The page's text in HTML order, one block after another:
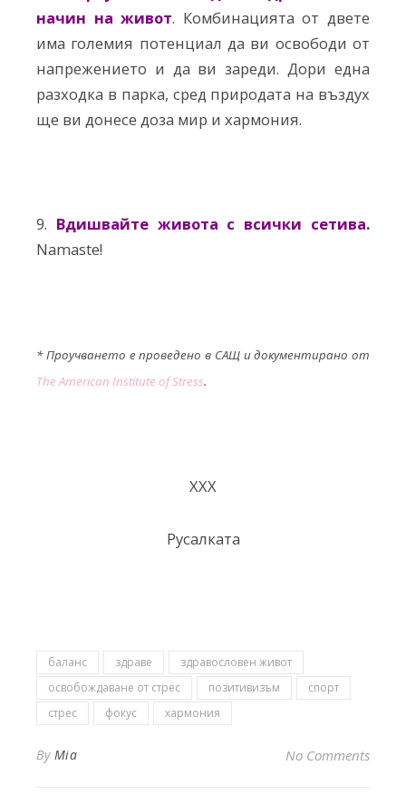
начин на живот. Комбинацията от двете
има големия потенциал да ви освободи от
напрежението и да ви зареди. Дори една
разходка в парка, сред природата на въздух
ще ви донесе доза мир и хармония.
9. Вдишвайте живота с всички сетива.
Namaste!
* Проучването е проведено в САЩ и документирано от
The American Institute of Stress.
ХХХ
Русалката
баланс здраве
здравословен живот
освобождаване от стрес
позитивизъм
спорт
стрес
фокус хармония
By Mia No Comments